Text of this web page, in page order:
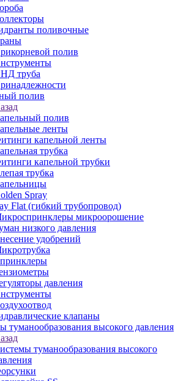
поливочные
полив
труба
полив
полив
ленты
капельной ленты
трубка
капельной трубки
трубка
Spray
Flat (гибкий трубопровод)
микроорошение
низкого давления
удобрений
давления
клапаны
туманообразования высокого давления
туманообразования высокого